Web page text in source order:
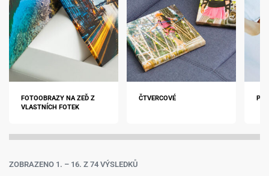
FOTOOBRAZY NA ZEĎ Z
VLASTNÍCH FOTEK
ČTVERCOVÉ
ZOBRAZENO 1. – 16. Z 74 VÝSLEDKŮ